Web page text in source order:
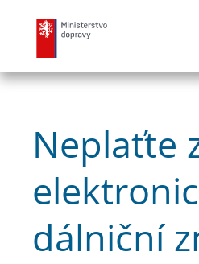
Neplaťte
dálniční